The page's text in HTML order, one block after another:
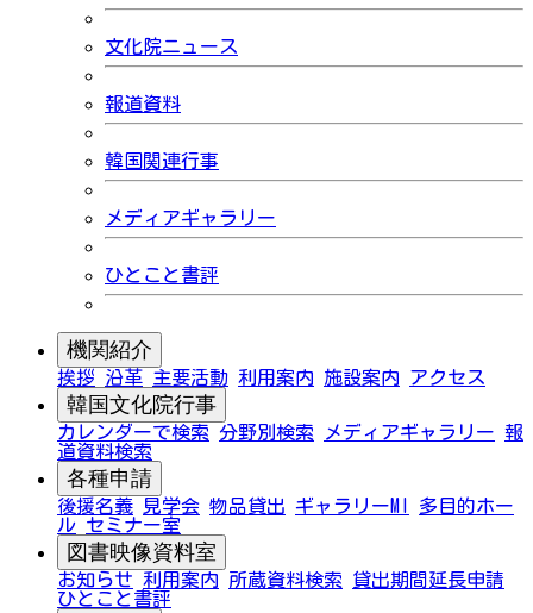
文化院ニュース
報道資料
韓国関連行事
メディアギャラリー
ひとこと書評
機関紹介
挨拶 沿革 主要活動 利用案内 施設案内 アクセス
韓国文化院行事
カレンダーで検索 分野別検索 メディアギャラリー 報
道資料検索
各種申請
後援名義 見学会 物品貸出 ギャラリーMI
多目的ホー
ル セミナー室
図書映像資料室
お知らせ 利用案内 所蔵資料検索
貸出期間延長申請
ひとこと書評